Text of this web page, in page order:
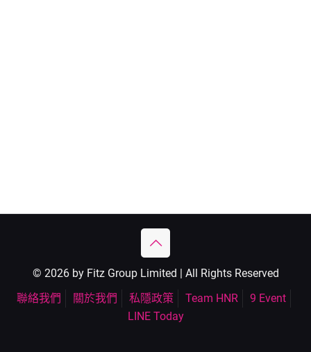
© 2026 by Fitz Group Limited | All Rights Reserved
聯絡我們
關於我們 私隱政策 Team HNR
9 Event
LINE Today